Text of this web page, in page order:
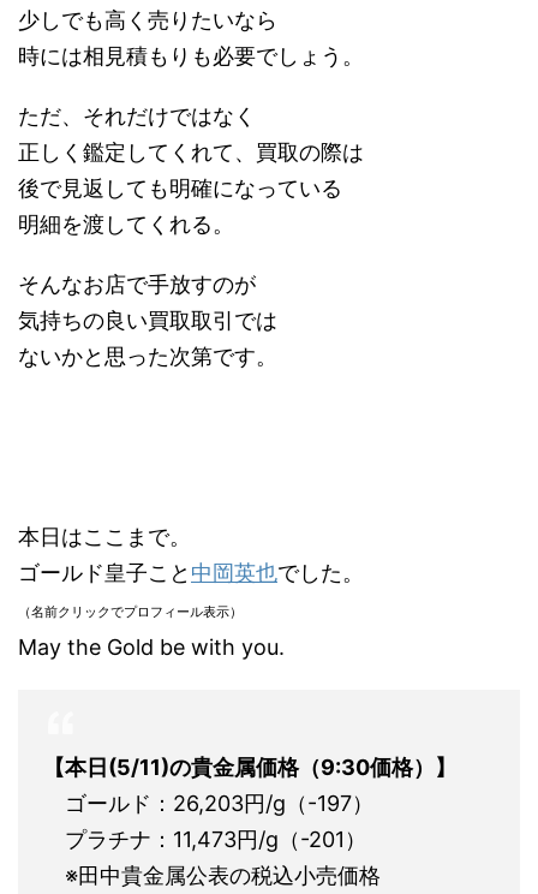
少しでも高く売りたいなら
時には相見積もりも必要でしょう。
ただ、それだけではなく
正しく鑑定してくれて、買取の際は
後で見返しても明確になっている
明細を渡してくれる。
そんなお店で手放すのが
気持ちの良い買取取引では
ないかと思った次第です。
本日はここまで。
ゴールド皇子こと 中岡英也でした。
（名前クリックでプロフィール表示）
May the Gold be with you.
【本日(5/11)の貴金属価格（9:30価格）】
ゴールド：26,203円/g（-197）
プラチナ：11,473円/g（-201）
※田中貴金属公表の税込小売価格